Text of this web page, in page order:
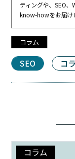
ティングや、SEO
know-howをお届け
コラム
SEO コ
コラム